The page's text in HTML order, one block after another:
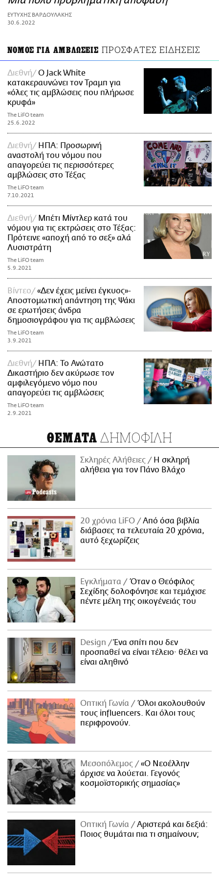
ΑΜΠΑ
PRINT
ΕΥΤΥΧΗΣ ΒΑΡΔΟΥΛΑΚΗΣ
30.6.2022
ΝΟΜΟΣ ΓΙΑ ΑΜΒΛΩΣΕΙΣ ΠΡΟΣΦΑΤΕΣ ΕΙΔΗΣΕΙΣ
Διεθνή
Ο Jack White
κατακεραυνώνει τον Τραμπ για
«όλες τις αμβλώσεις που πλήρωσε
κρυφά»
The LiFO team
25.6.2022
Διεθνή
ΗΠΑ: Προσωρινή
αναστολή του νόμου που
απαγορεύει τις περισσότερες
αμβλώσεις στο Τέξας
The LiFO team
7.10.2021
Διεθνή
Μπέτι Μίντλερ κατά του
νόμου για τις εκτρώσεις στο Τέξας:
Πρότεινε «αποχή από το σεξ» αλά
Λυσιστράτη
The LiFO team
5.9.2021
Βίντεο
«Δεν έχεις μείνει έγκυος»-
Αποστομωτική απάντηση της Ψάκι
σε ερωτήσεις άνδρα
δημοσιογράφου για τις αμβλώσεις
The LiFO team
3.9.2021
Διεθνή
ΗΠΑ: Το Ανώτατο
Δικαστήριο δεν ακύρωσε τον
αμφιλεγόμενο νόμο που
απαγορεύει τις αμβλώσεις
The LiFO team
2.9.2021
ΘΕΜΑΤΑ ΔΗΜΟΦΙΛΗ
Σκληρές Αλήθειες
H σκληρή
αλήθεια για τον Πάνο Βλάχο
20 χρόνια LiFO
Από όσα βιβλία
διάβασες τα τελευταία 20 χρόνια,
αυτό ξεχωρίζεις
Εγκλήματα
Όταν ο Θεόφιλος
Σεχίδης δολοφόνησε και τεμάχισε
πέντε μέλη της οικογένειάς του
Design
Ένα σπίτι που δεν
προσπαθεί να είναι τέλειο· θέλει να
είναι αληθινό
Οπτική Γωνία
Όλοι ακολουθούν
τους influencers. Και όλοι τους
περιφρονούν.
Μεσοπόλεμος
«Ο Νεοέλλην
άρχισε να λούεται. Γεγονός
κοσμοϊστορικής σημασίας»
Οπτική Γωνία
Αριστερά και δεξιά:
Ποιος θυμάται πια τι σημαίνουν;